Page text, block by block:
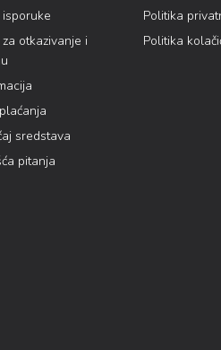
otkazivanje i
sredstava
pitanja
Politika
Politika